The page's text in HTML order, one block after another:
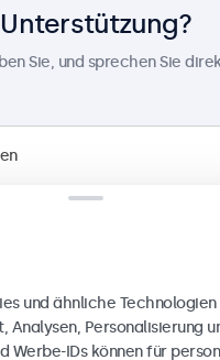
40212 Düsseldorf,
Sie, und sprechen Sie
und ähnliche
Personalisierung
Werbe-IDs können für